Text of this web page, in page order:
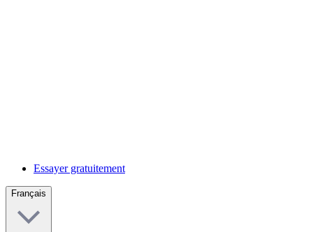
Essayer gratuitement
Français